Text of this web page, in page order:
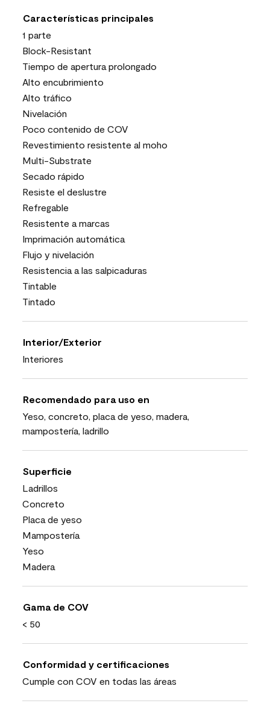
Características principales
1 parte
Block-Resistant
Tiempo de apertura prolongado
Alto encubrimiento
Alto tráfico
Nivelación
Poco contenido de COV
Revestimiento resistente al moho
Multi-Substrate
Secado rápido
Resiste el deslustre
Refregable
Resistente a marcas
Imprimación automática
Flujo y nivelación
Resistencia a las salpicaduras
Tintable
Tintado
Interior/Exterior
Interiores
Recomendado para uso en
Yeso, concreto, placa de yeso, madera,
mampostería, ladrillo
Superficie
Ladrillos
Concreto
Placa de yeso
Mampostería
Yeso
Madera
Gama de COV
< 50
Conformidad y certificaciones
Cumple con COV en todas las áreas